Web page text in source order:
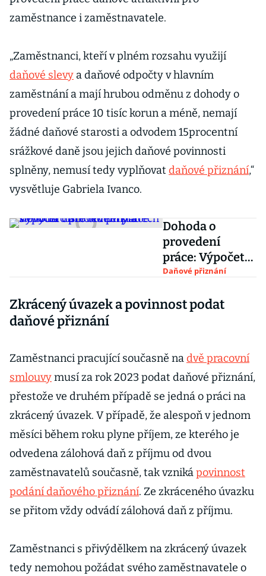
zaměstnance i zaměstnavatele.
„Zaměstnanci, kteří v plném rozsahu využijí
daňové slevy a daňové odpočty v hlavním
zaměstnání a mají hrubou odměnu z dohody o
provedení práce 10 tisíc korun a méně, nemají
žádné daňové starosti a odvodem 15procentní
srážkové daně jsou jejich daňové povinnosti
splněny, nemusí tedy vyplňovat daňové přiznání,“
vysvětluje Gabriela Ivanco.
Dohoda o
provedení
práce: Výpočet
čisté odměny a
v příkladech
Daňové přiznání
Zkrácený úvazek a povinnost podat
daňové přiznání
Zaměstnanci pracující současně nadvě pracovní
smlouvymusí za rok 2023 podat daňové přiznání,
přestože ve druhém případě se jedná o práci na
zkrácený úvazek. V případě, že alespoň v jednom
měsíci během roku plyne příjem, ze kterého je
odvedena zálohová daň z příjmu od dvou
zaměstnavatelů současně, tak vznikápovinnost
podání daňového přiznání. Ze zkráceného úvazku
se přitom vždy odvádí zálohová daň z příjmu.
Zaměstnanci s přivýdělkem na zkrácený úvazek
tedy nemohou požádat svého zaměstnavatele o